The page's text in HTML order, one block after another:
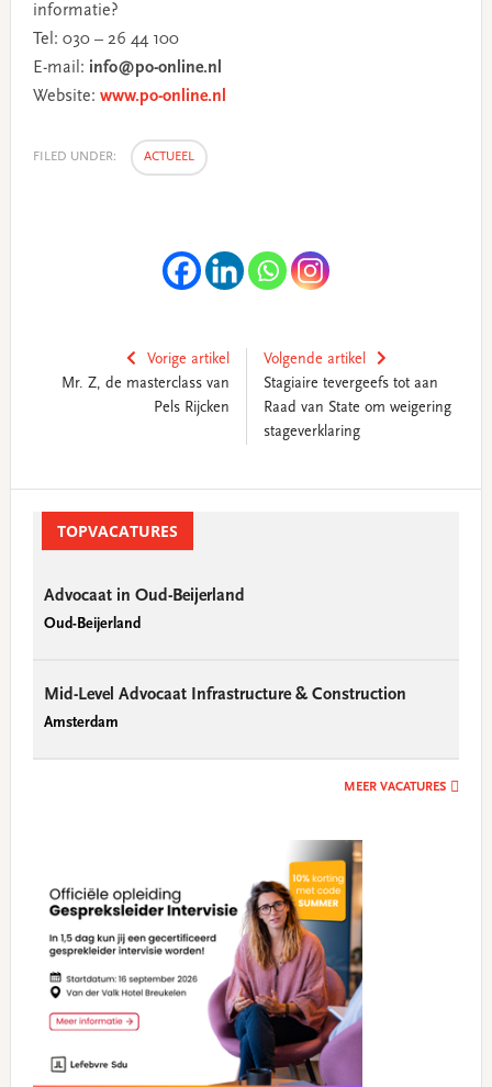
informatie?
Tel: 030 – 26 44 100
E-mail: info@po-online.nl
Website: www.po-online.nl
FILED UNDER: ACTUEEL
Vorige artikel
Mr. Z, de masterclass van
Pels Rijcken
Volgende artikel
Stagiaire tevergeefs tot aan
Raad van State om weigering
stageverklaring
SidebarTOPVACATURES
Advocaat in Oud-Beijerland
Oud-Beijerland
Mid-Level Advocaat Infrastructure & Construction
Amsterdam
MEER VACATURES